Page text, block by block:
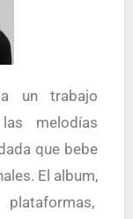
melodías
que bebe
El album,